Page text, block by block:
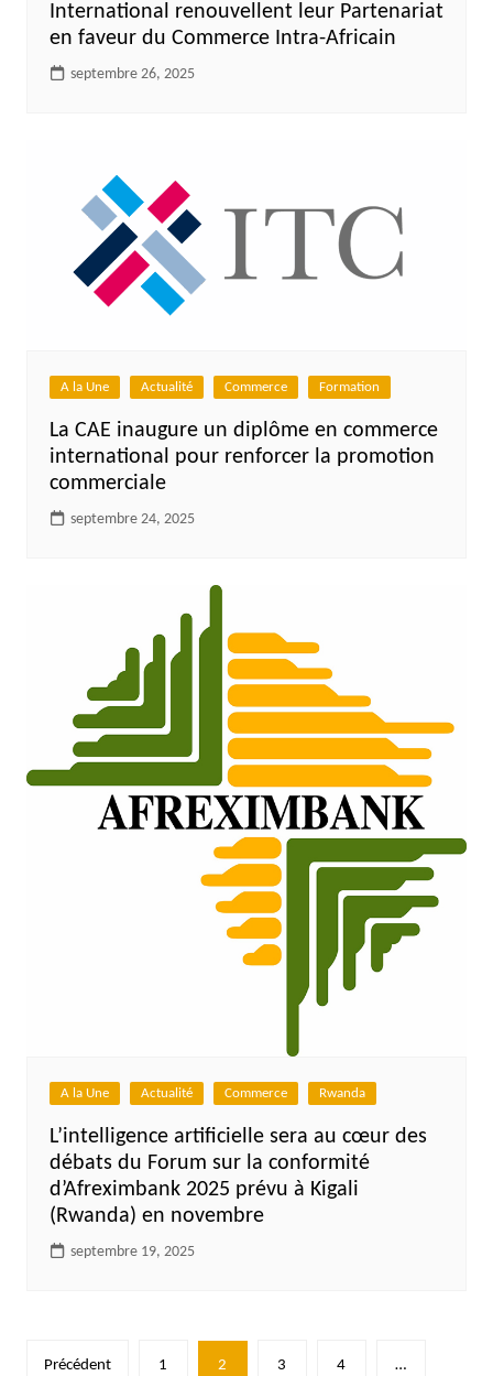
International renouvellent leur Partenariat
en faveur du Commerce Intra-Africain
septembre 26, 2025
A la Une Actualité Commerce Formation
La CAE inaugure un diplôme en commerce
international pour renforcer la promotion
commerciale
septembre 24, 2025
A la Une Actualité Commerce Rwanda
L’intelligence artificielle sera au cœur des
débats du Forum sur la conformité
d’Afreximbank 2025 prévu à Kigali
(Rwanda) en novembre
septembre 19, 2025
Pagination
Précédent 1 2 3 4 …